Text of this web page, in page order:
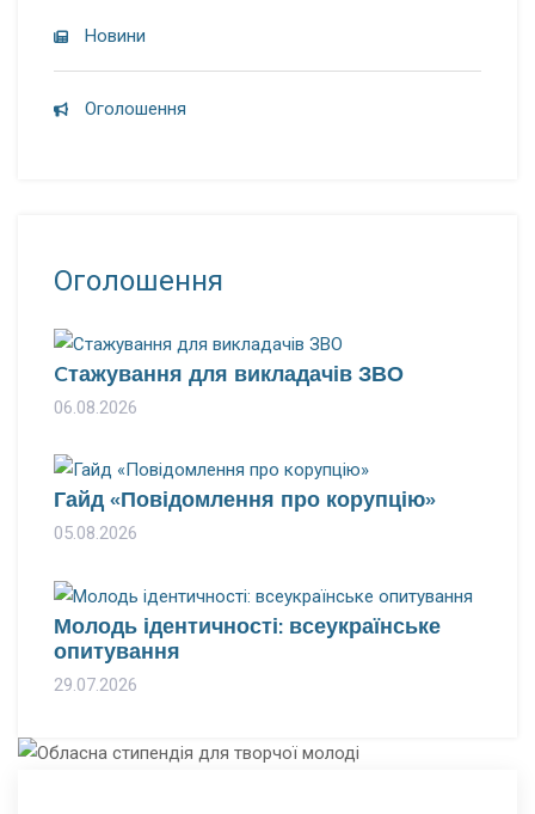
Новини
Оголошення
Оголошення
Cтажування для викладачів ЗВО
06.08.2026
Гайд «Повідомлення про корупцію»
05.08.2026
Молодь ідентичності: всеукраїнське
опитування
29.07.2026